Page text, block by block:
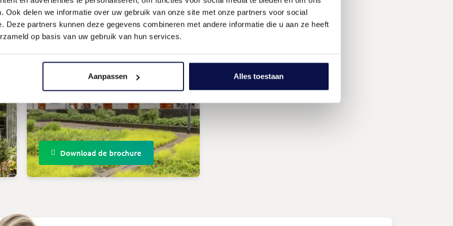
Ook delen we informatie over uw gebruik van onze site met onze partners voor social
Deze partners kunnen deze gegevens combineren met andere informatie die u aan ze heeft
op basis van uw gebruik van hun services.
Aanpassen Alles toestaan
Download de brochure